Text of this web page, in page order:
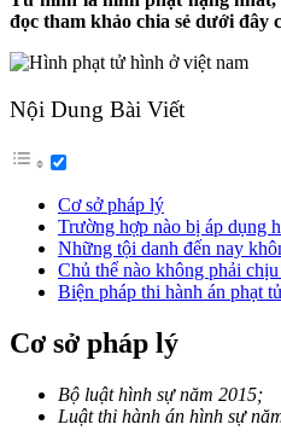
đọc tham khảo chia sẻ dưới đây
Nội Dung Bài Viết
Cơ sở pháp lý
Trường hợp nào bị áp dụng
Những tội danh đến nay
Chủ thể nào không phải
Biện pháp thi hành án phạt
Cơ sở pháp lý
Bộ luật hình sự năm 2015;
Luật thi hành án hình sự